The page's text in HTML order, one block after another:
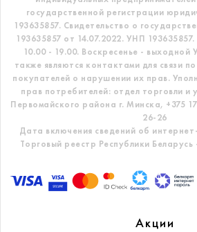
государственной регистрации
193635857. Свидетельство о
193635857 от 14.07.2022. УНП 193635857.
10.00 - 19.00. Воскресенье - выходной
также являются контактами для связи
покупателей о нарушении их прав.
прав потребителей: отдел торговли и
Первомайского района г. Минска, +375
26-26
Дата включения сведений об
Торговый реестр Республики
Акции